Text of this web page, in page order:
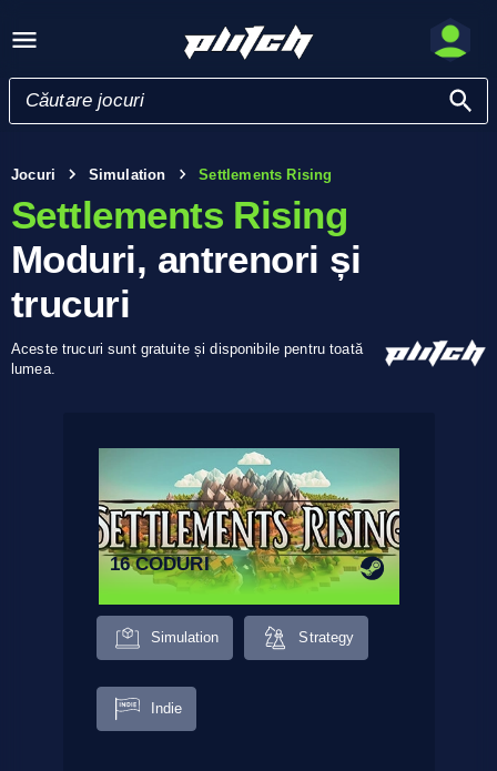
Jocuri Simulation Settlements Rising
Settlements Rising
Moduri, antrenori și
trucuri
Aceste trucuri sunt gratuite și disponibile pentru toată
lumea.
16 CODURI
Simulation Strategy
Indie